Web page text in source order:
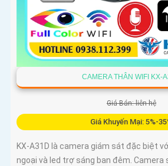
CAMERA THÂN WIFI KX-
Giá Bán: liên hệ
Giá Khuyến Mại: 5%-
KX-A31D là camera giám sát đặc biệt
ngoại và led trợ sáng ban đêm. Camera